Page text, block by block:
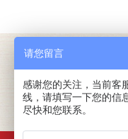
关于金威
请您留言
感谢您的关注，当前客
线，请填写一下您的信
尽快和您联系。